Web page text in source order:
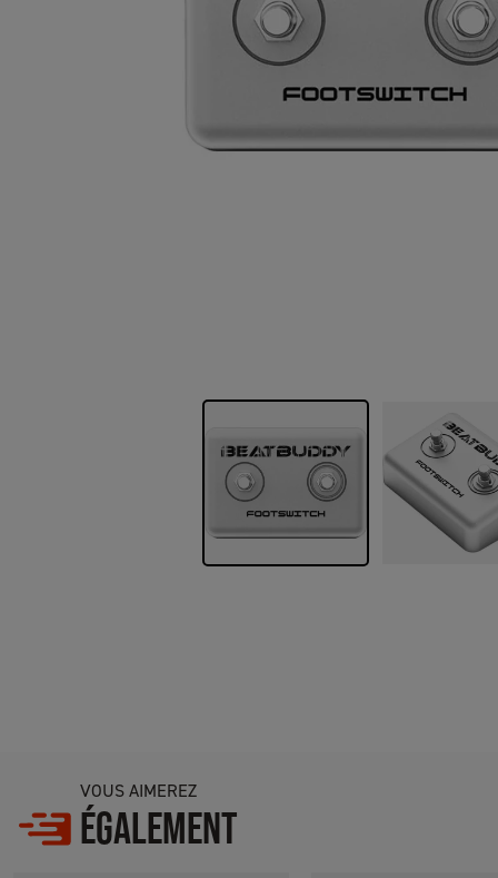
VOUS AIMEREZ
ÉGALEMENT